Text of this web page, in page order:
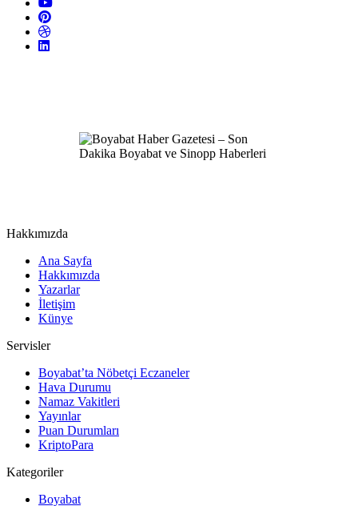
Hakkımızda
Ana Sayfa
Hakkımızda
Yazarlar
İletişim
Künye
Servisler
Boyabat’ta Nöbetçi Eczaneler
Hava Durumu
Namaz Vakitleri
Yayınlar
Puan Durumları
KriptoPara
Kategoriler
Boyabat